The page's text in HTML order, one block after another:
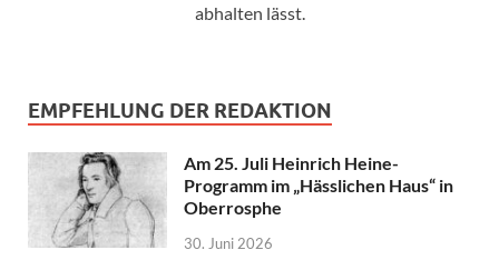
abhalten lässt.
EMPFEHLUNG DER REDAKTION
Am 25. Juli Heinrich Heine-
Programm im „Hässlichen Haus“ in
Oberrosphe
30. Juni 2026